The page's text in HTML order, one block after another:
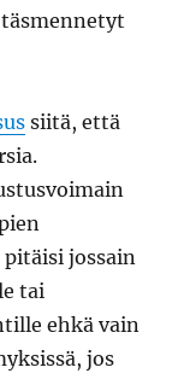
siitä, että
jossain
tai
ehkä vain
jos